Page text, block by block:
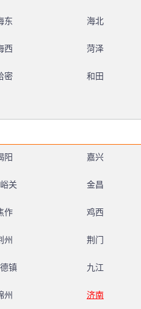
东 海北
西 菏泽
密 和田
阳 嘉兴
关 金昌
作 鸡西
州 荆门
镇 九江
州 济南